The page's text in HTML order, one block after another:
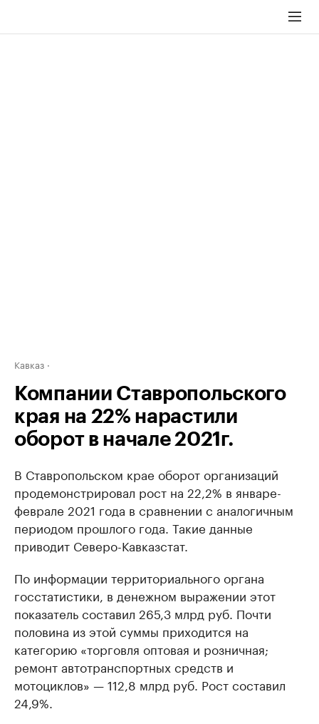
Кавказ
Компании Ставропольского
края на 22% нарастили
оборот в начале 2021г.
В Ставропольском крае оборот организаций
продемонстрировал рост на 22,2% в январе-
феврале 2021 года в сравнении с аналогичным
периодом прошлого года. Такие данные
приводит Северо-Кавказстат.
По информации территориального органа
госстатистики, в денежном выражении этот
показатель составил 265,3 млрд руб. Почти
половина из этой суммы приходится на
категорию «торговля оптовая и розничная;
ремонт автотранспортных средств и
мотоциклов» — 112,8 млрд руб. Рост составил
24,9%.